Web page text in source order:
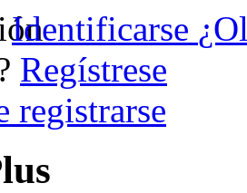
Identificarse
Regístrese
registrarse